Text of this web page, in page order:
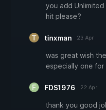
you add
hit please?
tinxman 23 Apr
was great wish
especially one for
FDS1976 22 Apr
thank you good